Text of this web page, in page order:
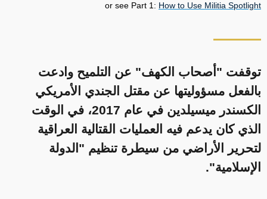
or see Part 1: How to Use Militia Spotlight
توقفت "أصحاب الكهف" عن التلميح وادعت
بالفعل مسؤوليتها عن مقتل الجندي الأمريكي
الكسندر ميسيلدين في عام 2017، في الوقت
الذي كان يدعم فيه العمليات القتالية العراقية
لتحرير الأراضي من سيطرة تنظيم "الدولة
الإسلامية".